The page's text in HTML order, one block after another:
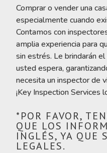
Comprar o vender una
especialmente cuando
Contamos con
amplia experiencia para
sin estrés. Le brindarán
usted espera,
necesita un inspector de
¡Key Inspection Services
*POR FAVOR,
QUE LOS
INGLÉS, YA QUE
LEGALES.